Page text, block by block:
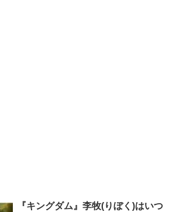
『キングダム』李牧(りぼく)はいつ